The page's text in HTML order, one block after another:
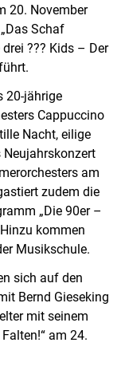
20. November
Schaf
??? Kids – Der
20-jährige
Cappuccino
Nacht, eilige
Neujahrskonzert
am
zudem die
„Die 90er –
kommen
Musikschule.
sich auf den
Bernd Gieseking
mit seinem
am 24.